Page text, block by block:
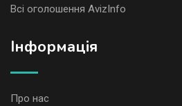
Всі оголошення AvizInfo
Iнформація
Про нас